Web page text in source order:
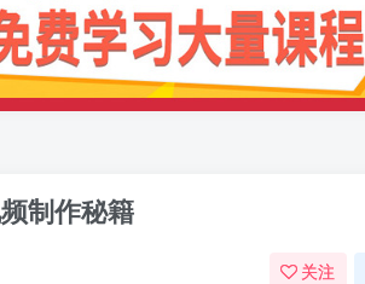
制作秘籍
关注